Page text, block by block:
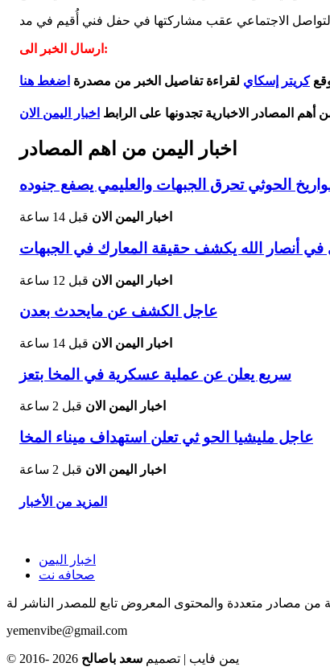
ارسال الخبر الى:
كريتر إسكاي لقراءة تفاصيل الخبر من مصدرة اضغط هنا
أهم المصادر الاخبارية تجدونها على الرابط اخبار اليمن الان
اخبار اليمن من اهم المصادر
الحوثي تحرق الجبهات والعليمي يصفع جنوده
اخبار اليمن الان قبل 14 ساعة
في أنصار الله يكشف حقيقة المعارك في الجبهات
اخبار اليمن الان قبل 12 ساعة
عاجل الكشف عن مايحدث بعدن
اخبار اليمن الان قبل 14 ساعة
سريع يعلن عن عملية عسكرية في المخا بتعز
اخبار اليمن الان قبل 2 ساعة
عاجل مليشيا الحو ثي تعلن استهداف ميناء المخا
اخبار اليمن الان قبل 2 ساعة
المزيد من الأخبار
اخبار اليمن
صحافه نت
من مصادر متعددة والمحتوى المعروض تابع للمصدر الناشر لة
yemenvibe@gmail.com
© 2016- 2026 يمن فايب | تصميم سعد باصالح